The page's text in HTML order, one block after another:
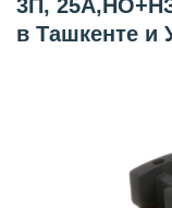
3П,
в Ташкенте и